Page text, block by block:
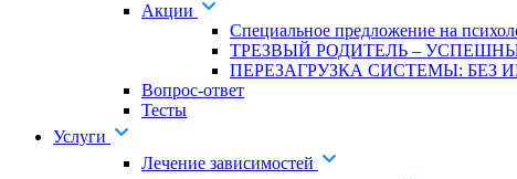
Акции
Специальное предложение на
ТРЕЗВЫЙ РОДИТЕЛЬ –
ПЕРЕЗАГРУЗКА СИСТЕМЫ: БЕЗ
Вопрос-ответ
Тесты
Услуги
Лечение зависимостей